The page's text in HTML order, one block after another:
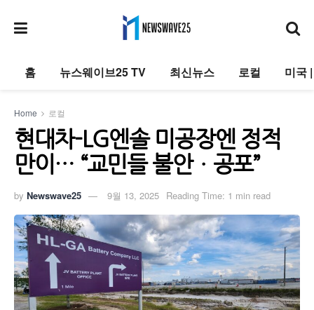
홈 뉴스웨이브25 TV 최신뉴스 로컬 미국
Home 로컬
현대차-LG엔솔 미공장엔 정적
만이… “교민들 불안ㆍ공포”
by Newswave25 9월 13, 2025 Reading Time: 1 min read